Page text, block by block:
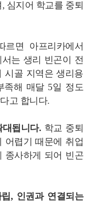
심지어 학교를 중퇴
르면 아프리카에서
는 생리 빈곤이 전
시골 지역은 생리용
족해 매달 5일 정도
고 합니다.
됩니다. 학교 중퇴
어렵기 때문에 취업
종사하게 되어 빈곤
, 인권과 연결되는